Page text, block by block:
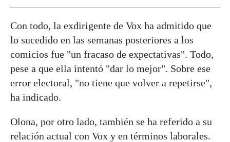
Con todo, la exdirigente de Vox ha admitido que
lo sucedido en las semanas posteriores a los
comicios fue "un fracaso de expectativas". Todo,
pese a que ella intentó "dar lo mejor". Sobre ese
error electoral, "no tiene que volver a repetirse",
ha indicado.
Olona, por otro lado, también se ha referido a su
relación actual con Vox y en términos laborales.